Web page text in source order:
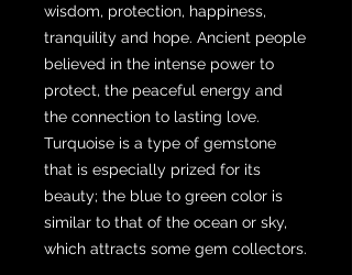
wisdom, protection, happiness,
tranquility and hope. Ancient people
believed in the intense power to
protect, the peaceful energy and
the connection to lasting love.
Turquoise is a type of gemstone
that is especially prized for its
beauty; the blue to green color is
similar to that of the ocean or sky,
which attracts some gem collectors.